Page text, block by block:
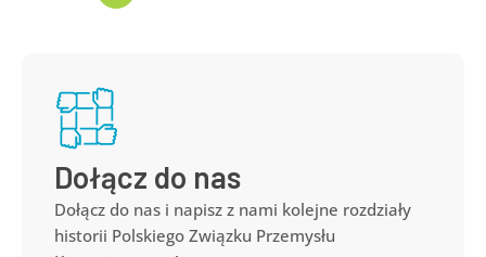
Dołącz do nas
Dołącz do nas i napisz z nami kolejne rozdziały
historii Polskiego Związku Przemysłu